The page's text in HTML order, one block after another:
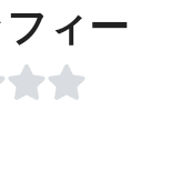
ィー